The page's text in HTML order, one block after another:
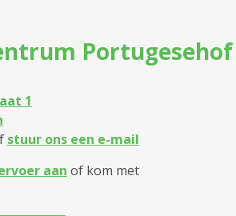
Portugesehof
1
stuur ons een e-mail
aan of kom met